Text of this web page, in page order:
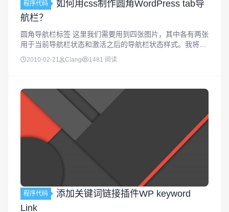
程序代码
如何用css制作圆角WordPress tab导
航栏？
圆角导航栏标签 这里我们需要用到四张图片，其中各有两张
用于当前导航栏状态和激活之后的导航栏状态样式。我将其
命名为navleft,navright和avleft_active,navright_active.其中
navright和na...
2010-02-21 Clang 1481 阅读
程序代码
添加关键词链接插件WP keyword
Link